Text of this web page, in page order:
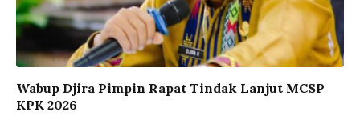
Wabup Djira Pimpin Rapat Tindak Lanjut MCSP
KPK 2026